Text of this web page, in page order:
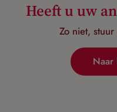
Heeft u uw
Zo niet,
Naar